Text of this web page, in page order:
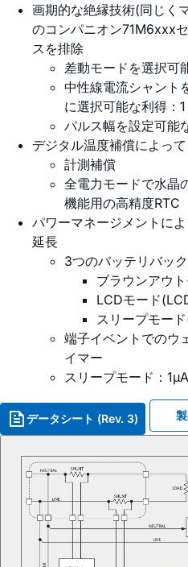
画期的な絶縁技術(同じく
のコンパニオン71M6xxx
スを排除
差動モードを選択可
中性線電流シャント
に選択可能な利得：
パルス幅を設定可能
デジタル温度補償によっ
計測補償
全電力モードで水晶
機能用の高精度RTC
パワーマネージメントに
延長
3つのバッテリバッ
ブラウンアウ
LCDモード
スリープモー
端子イベントでのウ
イマー
スリープモード：1µA
データシート (Rev. 3)